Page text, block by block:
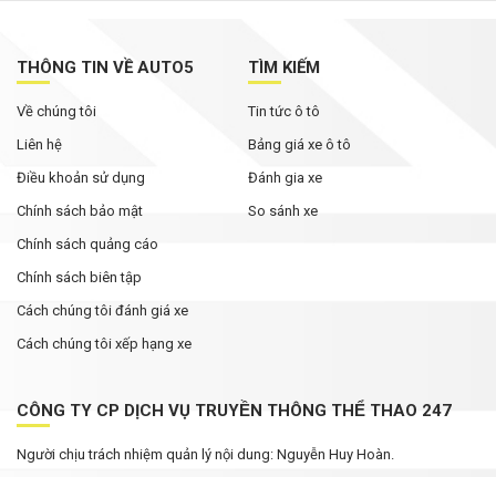
tô đua nhau nâng thời hạn bảo hành
Rolls-Royce Phantom siêu hiếm xuất hiện trong
bài đăng của Hoa hậu Mai Phương Thúy
THÔNG TIN VỀ AUTO5
Về chúng tôi
Liên hệ
Điều khoản sử dụng
Chính sách bảo mật
Chính sách quảng cáo
Chính sách biên tập
Cách chúng tôi đánh giá xe
Cách chúng tôi xếp hạng xe
TÌM KIẾM
Tin tức ô tô
Bảng giá xe ô tô
Đánh gia xe
So sánh xe
CÔNG TY CP DỊCH VỤ TRUYỀN THÔNG THỂ THAO 247
Người chịu trách nhiệm quản lý nội dung: Nguyễn Huy Hoàn.